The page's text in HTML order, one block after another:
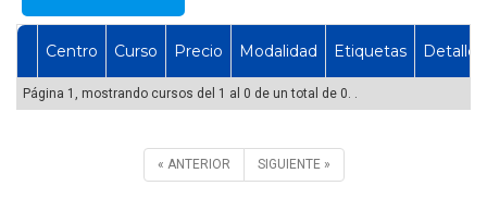
Centro Curso Precio Modalidad Etiquetas Detalles
Página 1, mostrando cursos del 1 al 0 de un total de 0. .
« ANTERIOR SIGUIENTE »